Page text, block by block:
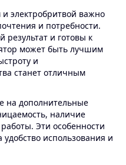
электробритвой важно
и потребности.
и готовы к
может быть лучшим
и
станет отличным
на дополнительные
наличие
Эти особенности
использования и